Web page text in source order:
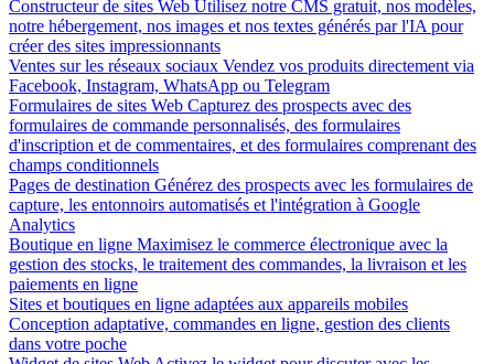
Constructeur de sites Web Utilisez notre CMS gratuit, nos modèles,
notre hébergement, nos images et nos textes générés par l'IA pour
créer des sites impressionnants
Ventes sur les réseaux sociaux Vendez vos produits directement via
Facebook, Instagram, WhatsApp ou Telegram
Formulaires de sites Web Capturez des prospects avec des
formulaires de commande personnalisés, des formulaires
d'inscription et de commentaires, et des formulaires comprenant des
champs conditionnels
Pages de destination Générez des prospects avec les formulaires de
capture, les entonnoirs automatisés et l'intégration à Google
Analytics
Boutique en ligne Maximisez le commerce électronique avec la
gestion des stocks, le traitement des commandes, la livraison et les
paiements en ligne
Sites et boutiques en ligne adaptées aux appareils mobiles
Conception adaptative, commandes en ligne, gestion des clients
dans votre poche